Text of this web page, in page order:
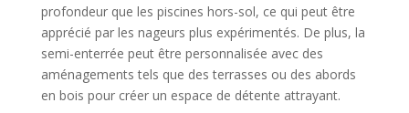
profondeur que les piscines hors-sol, ce qui peut être
apprécié par les nageurs plus expérimentés. De plus, la
semi-enterrée peut être personnalisée avec des
aménagements tels que des terrasses ou des abords
en bois pour créer un espace de détente attrayant.